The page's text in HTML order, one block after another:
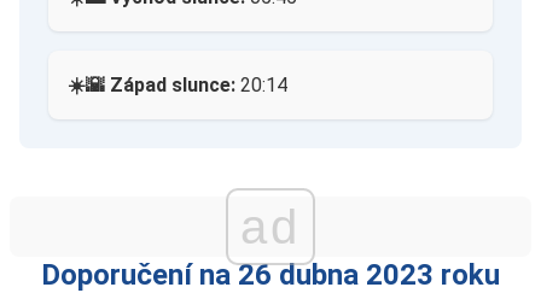
☀️🌇 Západ slunce: 20:14
ad
Doporučení na 26 dubna 2023 roku